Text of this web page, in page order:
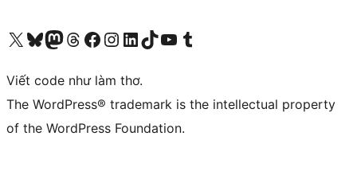
Truy cập tài khoản X (trước đây là Twitter) của chúng tôiVisit our Bluesky account
Visit our Mastodon account
Visit our Threads account
Xem trang Facebook của chúng tôiTruy cập tài khoản Instagram của chúng tôiTruy cập tài khoản LinkedIn của chúng tôiVisit our TikTok account
Truy cập kênh YouTube của chúng tôi Visit our Tumblr account
Viết code như làm thơ.
The WordPress® trademark is the intellectual property
of the WordPress Foundation.